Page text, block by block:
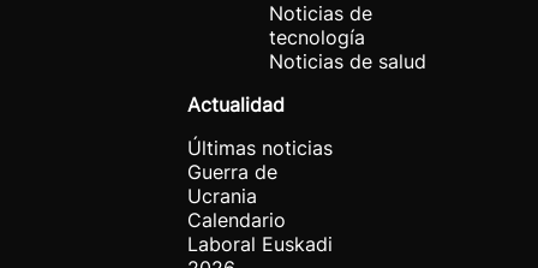
Noticias de
tecnología
Noticias de salud
Actualidad
Últimas noticias
Guerra de
Ucrania
Calendario
Laboral Euskadi